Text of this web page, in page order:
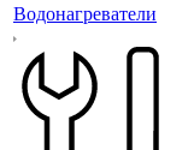
Водонагреватели